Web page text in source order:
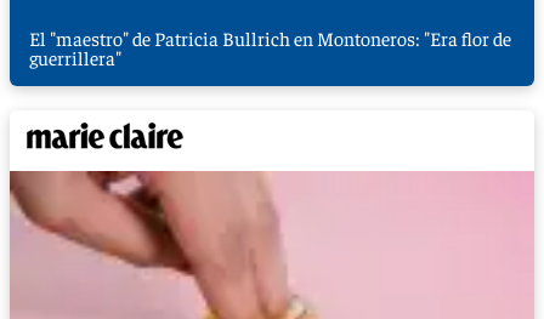
El "maestro" de Patricia Bullrich en Montoneros: "Era flor de
guerrillera"